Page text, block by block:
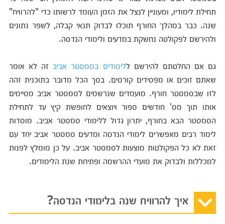
תחילת לימודיו, ומעוניין לנצל את הזמן העומד לרשותו כדי "להרוויח"
שנה. כבר במהלך החורף תוכלו לבדוק תנאי קבלה, לשפר נתונים
ולהירשם לפקולטה נחשקת במדעים ולימודי הנדסה.
גם אם החלטתם להירשם ללימודים בסמסטר אביבזה לא אומר
שאתם זוכים או מפסידים קורסים. בסך הכל מדובר בתוכנית זהה
לזו שבסמסטר חורף. מועמדים שנרשמים לסמסטר אביב מסיימים
אותו תוך מס' חודשים ספור ויוצאים לחופשת קיץ עד לתחילת
הסמסטר הבא בחורף, יתרון גדול ללימודי סמסטר אביב. מוסדות
לימוד רבים מאפשרים לימודי הנדסה ומדעים סמסטר אביב יחד עם
זאת לא כל הפקולטות מוצעות לסמסטר אביב. על כן מומלץ לפנות
למכללות ולבדוק את מועדי ההרשמה ופתיחת שנת הלימודים.
איך להרוויח שנה בלימודי הנדסה?